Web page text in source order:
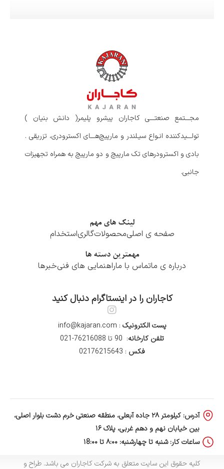
لینک های مهم
صفحه ی اصلیمحصولاتگالریاستخدام
مهمترین دسته ها
درباره ی ماتماس با ماراهنمایی های فنیخبرها
مجـــتمع صنعتـــی کاجاران پیشرو پلیمر( دانش بنیان )
تولـــیدکننده انـواع سیـلندر و مارپیچ‌هـــای اکسترودری، تزریقی .
بادی و اکسترودرهای تک مارپیچ و دو مارپیچ به همراه تجهیزات
جانبی.
کاجاران را در اینستاگرام دنبال کنید
پست الکترونیک : info@kajaran.com
تلفن کارخانه: 90 تا 76216088-021
فکس : 02176215643
آدرس: کیلومتر ۲۸ جاده آبعلی، منطقه صنعتی خرم دشت بلوار اصلی،
بین خیابان نهم و دهم غربی، پلاک ۱۶
ساعات کار: شنبه تا چهارشنبه: ۸:۰۰ تا ۱8:۰۰
کلیه حقوق این سایت متعلق به شرکت کاجاران می باشد. طراح و